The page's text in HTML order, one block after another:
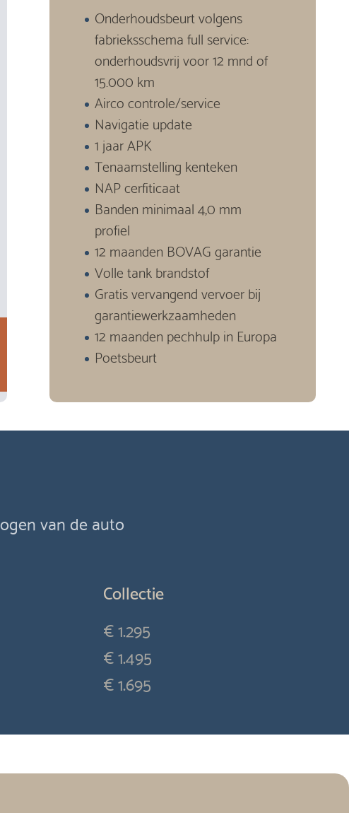
Onderhoudsbeurt volgens
fabrieksschema full service:
onderhoudsvrij voor 12 mnd of
15.000 km
Airco controle/service
Navigatie update
1 jaar APK
Tenaamstelling kenteken
NAP cerfiticaat
Banden minimaal 4,0 mm
profiel
12 maanden BOVAG garantie
Volle tank brandstof
Gratis vervangend vervoer bij
garantiewerkzaamheden
12 maanden pechhulp in Europa
Poetsbeurt
van de auto
Collectie
€ 1.295
€ 1.495
€ 1.695